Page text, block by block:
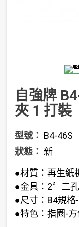
自強牌
夾 1 打裝
型號： B4-46S
狀態： 新
●材質：再生紙
●金具：2〞二
●尺寸：B4規
●特色：指圈-